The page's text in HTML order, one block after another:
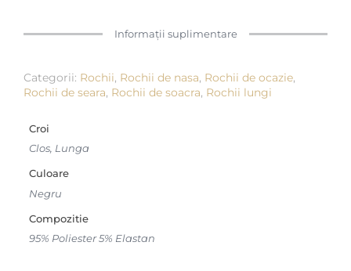
Informații suplimentare
Categorii: Rochii, Rochii de nasa, Rochii de ocazie,
Rochii de seara, Rochii de soacra, Rochii lungi
Croi
Clos, Lunga
Culoare
Negru
Compozitie
95% Poliester 5% Elastan